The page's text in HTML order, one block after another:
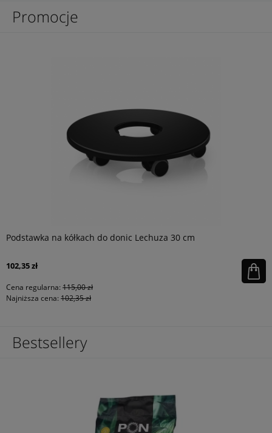
Promocje
Podstawka na kółkach do donic Lechuza 30 cm
102,35 zł
Cena regularna: 115,00 zł
Najniższa cena: 102,35 zł
Bestsellery